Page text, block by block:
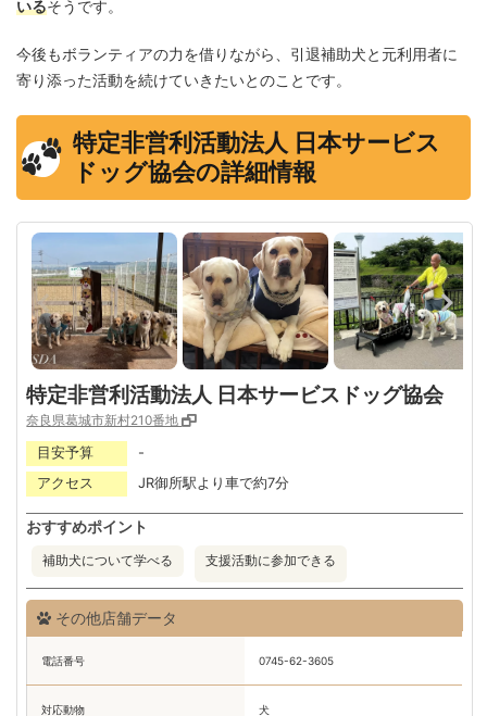
いるそうです。
今後もボランティアの力を借りながら、引退補助犬と元利用者に
寄り添った活動を続けていきたいとのことです。
特定非営利活動法人 日本サービス
ドッグ協会の詳細情報
特定非営利活動法人 日本サービスドッグ協会
奈良県葛城市新村210番地
目安予算
-
アクセス
JR御所駅より車で約7分
おすすめポイント
補助犬について学べる 支援活動に参加できる
その他店舗データ
電話番号 0745-62-3605
対応動物 犬